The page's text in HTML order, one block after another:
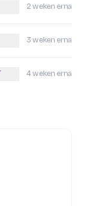
2 weken erna
3 weken erna
4 weken erna